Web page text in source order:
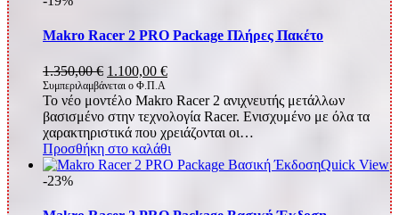
Makro Racer 2 PRO Package Πλήρες Πακέτο
1.350,00€ Original
price
was:
1.350,00 €.
1.100,00 €Η
τιμή
είναι:
1.100,00 €.
Συμπεριλαμβάνεται ο Φ.Π.Α
Το νέο μοντέλο Makro Racer 2 ανιχνευτής μετάλλων
βασισμένο στην τεχνολογία Racer. Ενισχυμένο με όλα τα
χαρακτηριστικά που χρειάζονται οι…
Προσθήκη στο καλάθι
Quick View
-23%